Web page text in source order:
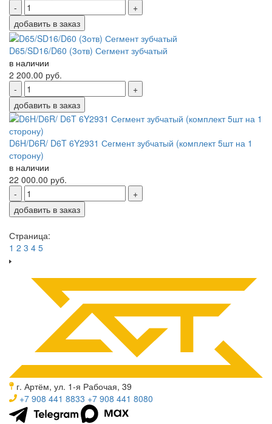
-
+
добавить в заказ
D65/SD16/D60 (3отв) Сегмент зубчатый
в наличии
2 200.00 руб.
-
+
добавить в заказ
D6H/D6R/ D6T 6Y2931 Сегмент зубчатый (комплект 5шт на 1
сторону)
в наличии
22 000.00 руб.
-
+
добавить в заказ
Страница:
1 2 3 4 5
г. Артём, ул. 1-я Рабочая, 39
+7 908 441 8833 +7 908 441 8080